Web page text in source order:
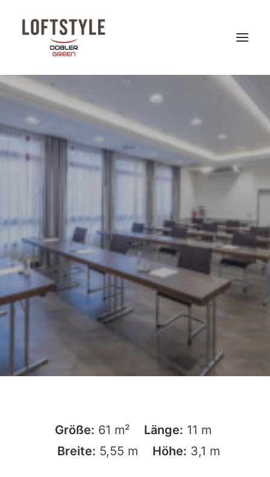
LOFTSTYLE HOTELS
DOBLER GREEN
GERLINGEN
Größe: 61 m² Länge: 11 m
Breite: 5,55 m Höhe: 3,1 m